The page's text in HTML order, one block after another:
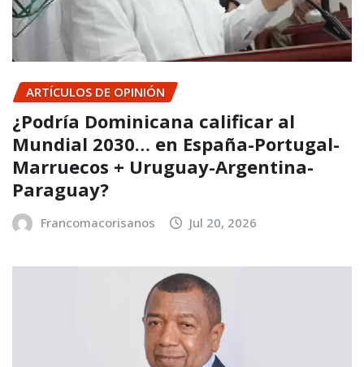
ARTÍCULOS DE OPINIÓN
¿Podría Dominicana calificar al
Mundial 2030… en España-Portugal-
Marruecos + Uruguay-Argentina-
Paraguay?
Francomacorisanos Jul 20, 2026